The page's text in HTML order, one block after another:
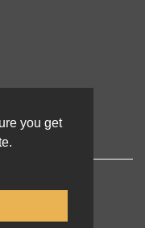
you get